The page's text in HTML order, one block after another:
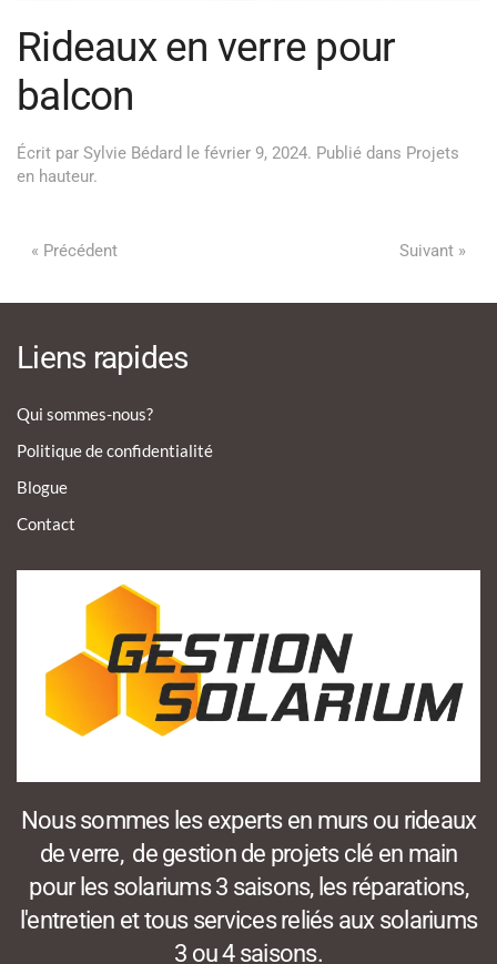
Rideaux en verre pour
balcon
Écrit par Sylvie Bédard le février 9, 2024. Publié dans Projets
en hauteur.
« Précédent Suivant »
Liens rapides
Qui sommes-nous?
Politique de confidentialité
Blogue
Contact
Nous sommes les experts en murs ou rideaux
de verre, de gestion de projets clé en main
pour les solariums 3 saisons, les réparations,
l'entretien et tous services reliés aux solariums
3 ou 4 saisons.